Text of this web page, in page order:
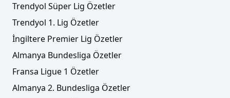
Trendyol Süper Lig Özetler
Trendyol 1. Lig Özetler
İngiltere Premier Lig Özetler
Almanya Bundesliga Özetler
Fransa Ligue 1 Özetler
Almanya 2. Bundesliga Özetler